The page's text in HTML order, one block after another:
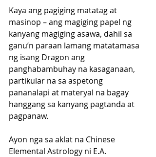
Kaya ang pagiging matatag at
masinop – ang magiging papel ng
kanyang magiging asawa, dahil sa
ganu’n paraan lamang matatamasa
ng isang Dragon ang
panghabambuhay na kasaganaan,
partikular na sa aspetong
pananalapi at materyal na bagay
hanggang sa kanyang pagtanda at
pagpanaw.
Ayon nga sa aklat na Chinese
Elemental Astrology ni E.A.